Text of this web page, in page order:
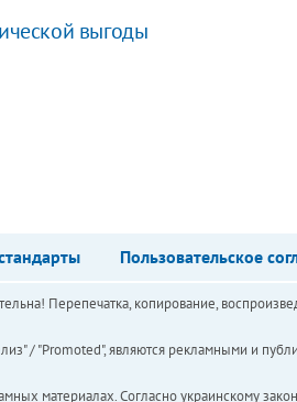
выгоды
Пользовательское
Перепечатка, копирование,
/ "Promoted", являются рекламными и
материалах. Согласно украинскому